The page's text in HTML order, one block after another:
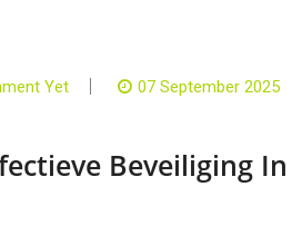
Yet 07 September 2025
Beveiliging In